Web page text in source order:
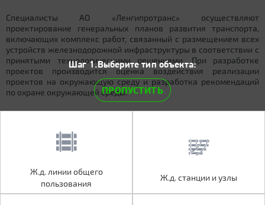
Специалисты АО «Ленгипротранс» осуществляют
проектирование генеральных планов развития транспорта,
включающих комплекс работ, связанный с размещением всех
устройств железнодорожной инфраструктуры в соответствии с
принятыми технологическими решениями. При разработке
проектов производится оценка воздействия реализации
проектов на окружающую среду и разработка рекомендаций
по охране окружающей среды.
Ж.д. линии общего
пользования
Шаг 1.Выберите тип объекта:
ПРОПУСТИТЬ
Ж.д. линии общего
пользования
Ж.д. станции и узлы